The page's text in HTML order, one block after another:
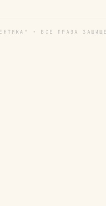
• ВСЕ ПРАВА